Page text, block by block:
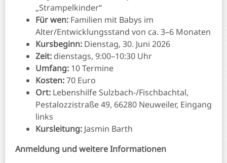
„Strampelkinder“
Für wen: Familien mit Babys im
Alter/Entwicklungsstand von ca. 3–6 Monaten
Kursbeginn: Dienstag, 30. Juni 2026
Zeit: dienstags, 9:00–10:30 Uhr
Umfang: 10 Termine
Kosten:70 Euro
Ort: Lebenshilfe Sulzbach-/Fischbachtal,
Pestalozzistraße 49, 66280 Neuweiler, Eingang
links
Kursleitung: Jasmin Barth
Anmeldung und weitere Informationen